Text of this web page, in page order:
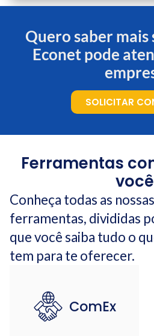
Quero saber mais
Econet pode
SOLICITAR
Ferramentas
você
Conheça todas as
ferramentas, divididas
que você saiba tudo o
tem para te oferecer.
ComEx